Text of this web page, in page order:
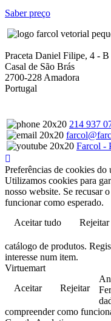
Saber preço
Praceta Daniel Filipe, 4 - B
Casal de São Brás
2700-228 Amadora
Portugal
214 937
Farcol -
Preferências de cookies do
Utilizamos cookies para
nosso website. Se recusar
funcionar como esperado.
Aceitar tudo
catálogo de produtos.
interesse num item.
Virtuemart
Aceitar
Rejeitar
compreender como